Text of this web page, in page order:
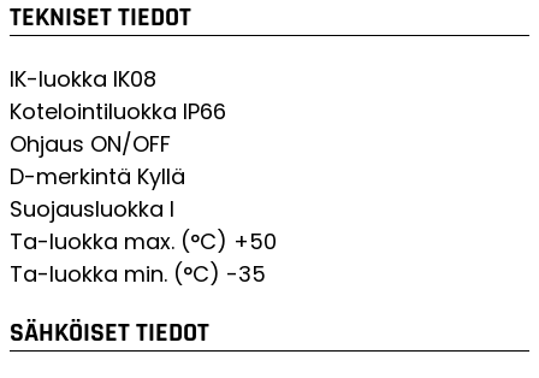
TEKNISET TIEDOT
IK-luokka IK08
Kotelointiluokka IP66
Ohjaus ON/OFF
D-merkintä Kyllä
Suojausluokka I
Ta-luokka max. (°C) +50
Ta-luokka min. (°C) -35
SÄHKÖISET TIEDOT